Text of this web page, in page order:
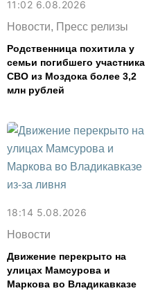
11:02 6.08.2026
Новости, Пресс релизы
Родственница похитила у
семьи погибшего участника
СВО из Моздока более 3,2
млн рублей
18:14 5.08.2026
Новости
Движение перекрыто на
улицах Мамсурова и
Маркова во Владикавказе